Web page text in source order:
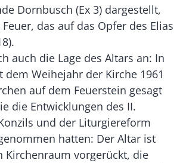
Dornbusch (Ex 3) dargestellt,
das auf das Opfer des Elias
auch die Lage des Altars an: In
Weihejahr der Kirche 1961
auf dem Feuerstein gesagt
die Entwicklungen des II.
und der Liturgiereform
hatten: Der Altar ist
Kirchenraum vorgerückt, die